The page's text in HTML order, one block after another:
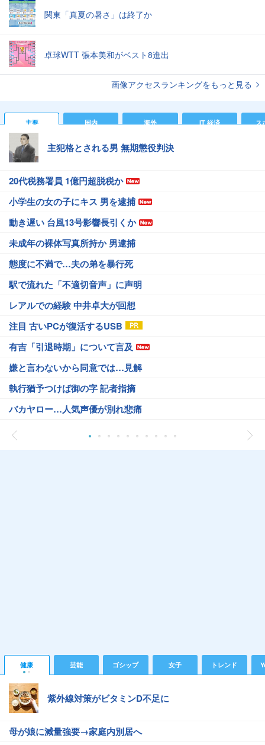
関東「真夏の暑さ」は終了か
卓球WTT 張本美和がベスト8進出
画像アクセスランキングをもっと見る
主要 国内 海外 IT 経済 ス
主犯格とされる男 無期懲役判決
20代税務署員 1億円超脱税か
小学生の女の子にキス 男を逮捕
動き遅い 台風13号影響長引くか
未成年の裸体写真所持か 男逮捕
態度に不満で…夫の弟を暴行死
駅で流れた「不適切音声」に声明
レアルでの経験 中井卓大が回想
注目 古いPCが復活するUSB
有吉「引退時期」について言及
嫌と言わないから同意では…見解
執行猶予つけば御の字 記者指摘
バカヤロー…人気声優が別れ悲痛
健康 芸能 ゴシップ 女子 トレンド
紫外線対策がビタミンD不足に
母が娘に減量強要→家庭内別居へ